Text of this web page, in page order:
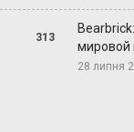
313
мировой
28 липня